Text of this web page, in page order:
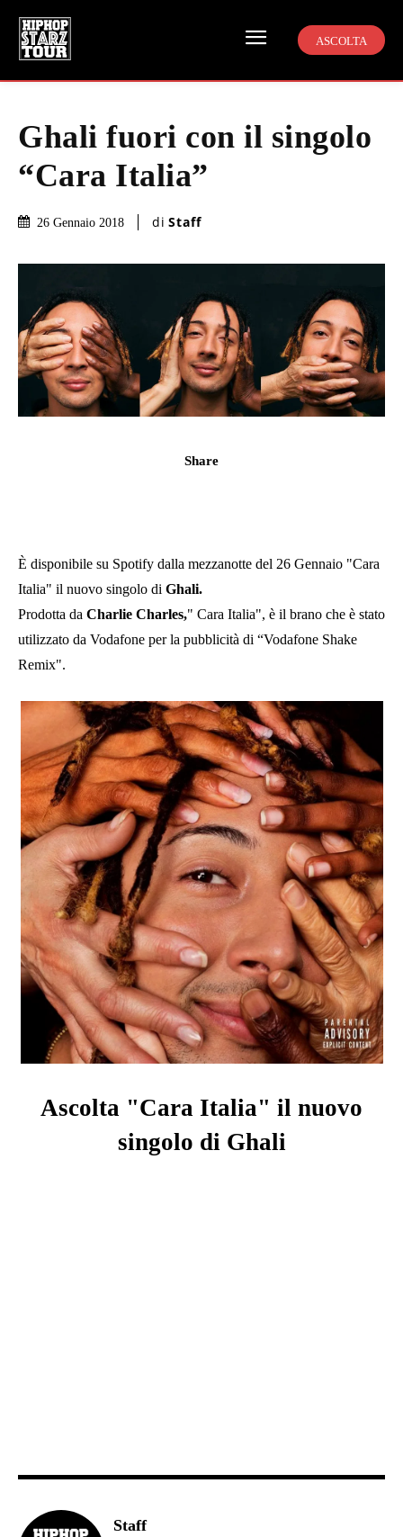
ASCOLTA
Ghali fuori con il singolo
“Cara Italia”
26 Gennaio 2018 di Staff
Share
È disponibile su Spotify dalla mezzanotte del 26 Gennaio "Cara
Italia" il nuovo singolo di Ghali.
Prodotta da Charlie Charles," Cara Italia", è il brano che è stato
utilizzato da Vodafone per la pubblicità di “Vodafone Shake
Remix".
Ascolta "Cara Italia" il nuovo
singolo di Ghali
Staff